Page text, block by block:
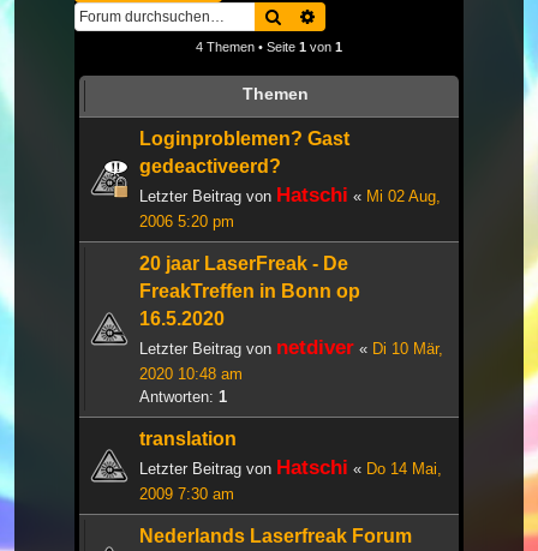
Suche
4 Themen • Seite 1 von 1
Themen
Loginproblemen? Gast
gedeactiveerd?
Letzter Beitrag von Hatschi « Mi 02 Aug,
2006 5:20 pm
20 jaar LaserFreak - De
FreakTreffen in Bonn op
16.5.2020
Letzter Beitrag von netdiver « Di 10 Mär,
2020 10:48 am
Antworten: 1
translation
Letzter Beitrag von Hatschi « Do 14 Mai,
2009 7:30 am
Nederlands Laserfreak Forum